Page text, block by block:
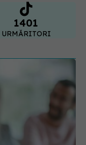
1401
URMĂRITORI